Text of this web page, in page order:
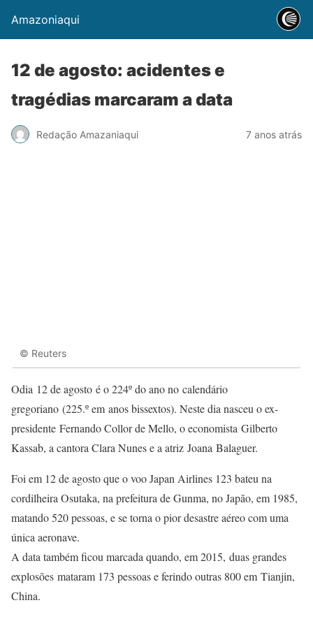
Amazoniaqui
12 de agosto: acidentes e
tragédias marcaram a data
Redação Amazaniaqui 7 anos atrás
© Reuters
Odia 12 de agosto é o 224º do ano no calendário
gregoriano (225.º em anos bissextos). Neste dia nasceu o ex-
presidente Fernando Collor de Mello, o economista Gilberto
Kassab, a cantora Clara Nunes e a atriz Joana Balaguer.
Foi em 12 de agosto que o voo Japan Airlines 123 bateu na
cordilheira Osutaka, na prefeitura de Gunma, no Japão, em 1985,
matando 520 pessoas, e se torna o pior desastre aéreo com uma
única aeronave.
A data também ficou marcada quando, em 2015, duas grandes
explosões mataram 173 pessoas e ferindo outras 800 em Tianjin,
China.